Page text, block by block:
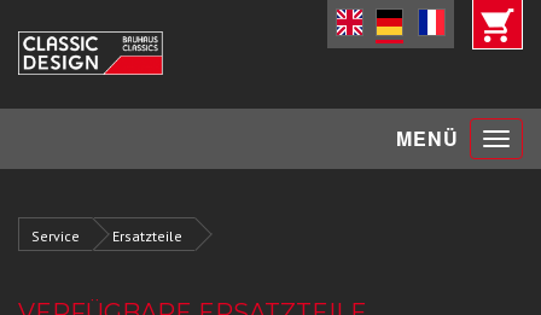
MENÜ Toggle
Service Ersatzteile